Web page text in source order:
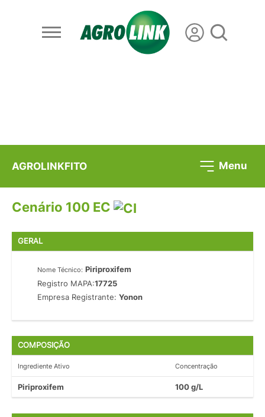
AGROLINKFITO Menu
Cenário 100 EC
GERAL
Nome Técnico: Piriproxifem
Registro MAPA:17725
Empresa Registrante:Yonon
COMPOSIÇÃO
Ingrediente Ativo Concentração
Piriproxifem 100 g/L